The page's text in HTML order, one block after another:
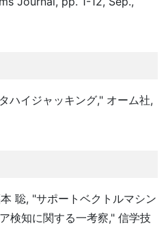
ハイジャッキング," オーム社,
聡, "サポートベクトルマシン
検知に関する一考察," 信学技